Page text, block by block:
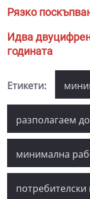
Рязко
Идва
годината
Етикети:
разполагаем
минимална
потребителски